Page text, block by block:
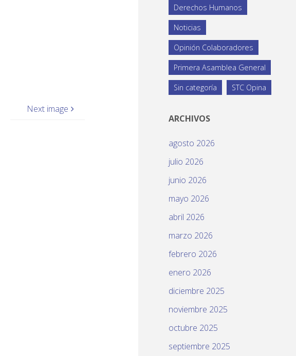
Next image
Derechos Humanos
Noticias
Opinión Colaboradores
Primera Asamblea General
Sin categoría STC Opina
ARCHIVOS
agosto 2026
julio 2026
junio 2026
mayo 2026
abril 2026
marzo 2026
febrero 2026
enero 2026
diciembre 2025
noviembre 2025
octubre 2025
septiembre 2025